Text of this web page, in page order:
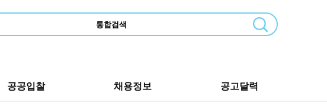
공공입찰 채용정보 공고달력